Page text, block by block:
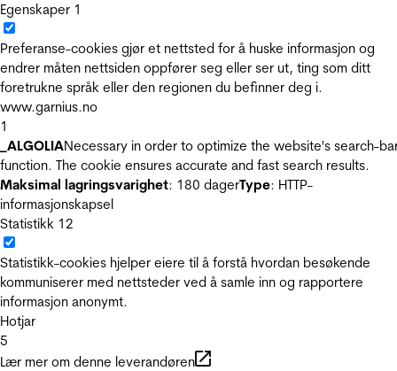
Egenskaper 1
Preferanse-cookies gjør et nettsted for å huske informasjon og
endrer måten nettsiden oppfører seg eller ser ut, ting som ditt
foretrukne språk eller den regionen du befinner deg i.
www.garnius.no
1
_ALGOLIANecessary in order to optimize the website's search-
function. The cookie ensures accurate and fast search results.
Maksimal lagringsvarighet: 180 dagerType: HTTP-
informasjonskapsel
Statistikk 12
Statistikk-cookies hjelper eiere til å forstå hvordan besøkende
kommuniserer med nettsteder ved å samle inn og rapportere
informasjon anonymt.
Hotjar
5
Lær mer om denne leverandøren